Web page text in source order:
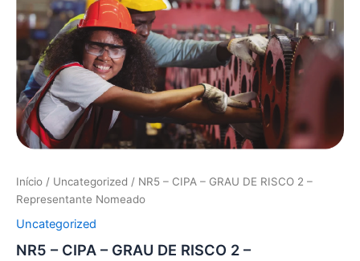
Início / Uncategorized / NR5 – CIPA – GRAU DE RISCO 2 –
Representante Nomeado
Uncategorized
NR5 – CIPA – GRAU DE RISCO 2 –
GRAU
DE
RISCO
2
-
Representante
Nomeado
quantidade